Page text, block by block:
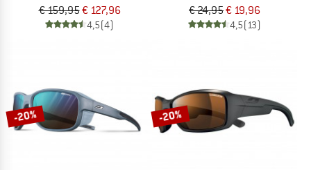
€ 159,95€ 127,96
4,5(4)
€ 24,95€ 19,96
4,5(13)
-20% -20%